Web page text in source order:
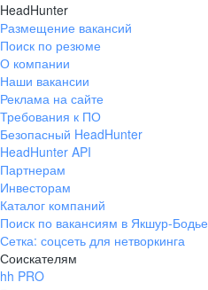
HeadHunter
Размещение вакансий
Поиск по резюме
О компании
Наши вакансии
Реклама на сайте
Требования к ПО
Безопасный HeadHunter
HeadHunter API
Партнерам
Инвесторам
Каталог компаний
Поиск по вакансиям в Якшур-Бодье
Сетка: соцсеть для нетворкинга
Соискателям
hh PRO